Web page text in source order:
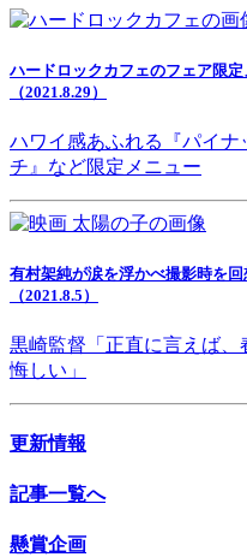
ハードロックカフェのフェア限
（2021.8.29）
ハワイ感あふれる『パイナ
チ』など限定メニュー
有村架純が涙を浮かべ撮影時を
（2021.8.5）
黒崎監督「正直に言えば
悔しい」
更新情報
記事一覧へ
懸賞企画